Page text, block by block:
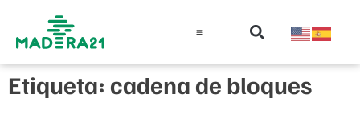
Etiqueta: cadena de bloques